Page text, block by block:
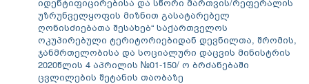
უზრუნველყოფის მიზნით გასატარებელ
ღონისძიებათა შესახებ“ საქართველოს
ოკუპირებული ტერიტორიებიდან დევნილთა, შრომის,
ჯანმრთელობისა და სოციალური დაცვის მინისტრის
2020წლის 4 აპრილის №01-150/ ო ბრძანებაში
ცვლილების შეტანის თაობაზე